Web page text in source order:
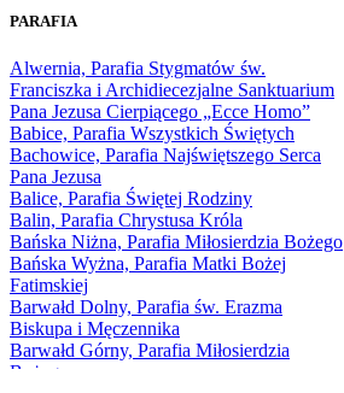
1966
1968
1969
1970
1971
1972
1973
1974
1975
1976
1977
1978
1979
1980
1981
PARAFIA
Alwernia, Parafia Stygmatów św.
Franciszka i Archidiecezjalne Sanktuarium
Pana Jezusa Cierpiącego „Ecce Homo”
Babice, Parafia Wszystkich Świętych
Bachowice, Parafia Najświętszego Serca
Pana Jezusa
Balice, Parafia Świętej Rodziny
Balin, Parafia Chrystusa Króla
Bańska Niżna, Parafia Miłosierdzia Bożego
Bańska Wyżna, Parafia Matki Bożej
Fatimskiej
Barwałd Dolny, Parafia św. Erazma
Biskupa i Męczennika
Barwałd Górny, Parafia Miłosierdzia
Bożego